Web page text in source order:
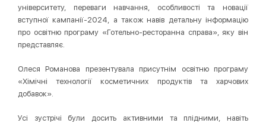
університету, переваги навчання, особливості та новації
вступної кампанії-2024, а також навів детальну інформацію
про освітню програму «Готельно-ресторанна справа», яку він
представляє.
Олеся Романова презентувала присутнім освітню програму
«Хімічні технології косметичних продуктів та харчових
добавок».
Усі зустрічі були досить активними та плідними, навіть